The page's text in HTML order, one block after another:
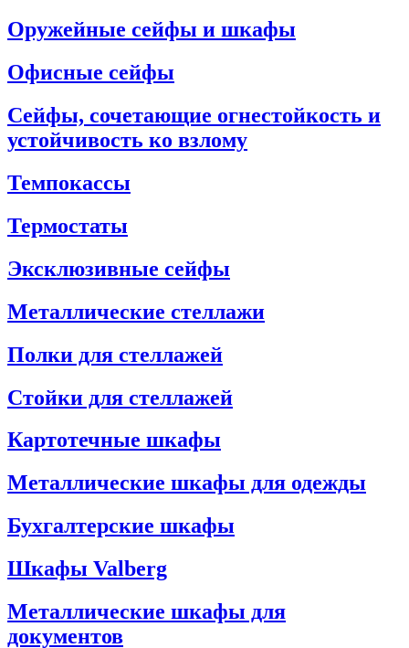
Оружейные сейфы и шкафы
Офисные сейфы
Сейфы, сочетающие огнестойкость и
устойчивость ко взлому
Темпокассы
Термостаты
Эксклюзивные сейфы
Металлические стеллажи
Полки для стеллажей
Стойки для стеллажей
Картотечные шкафы
Металлические шкафы для одежды
Бухгалтерские шкафы
Шкафы Valberg
Металлические шкафы для
документов